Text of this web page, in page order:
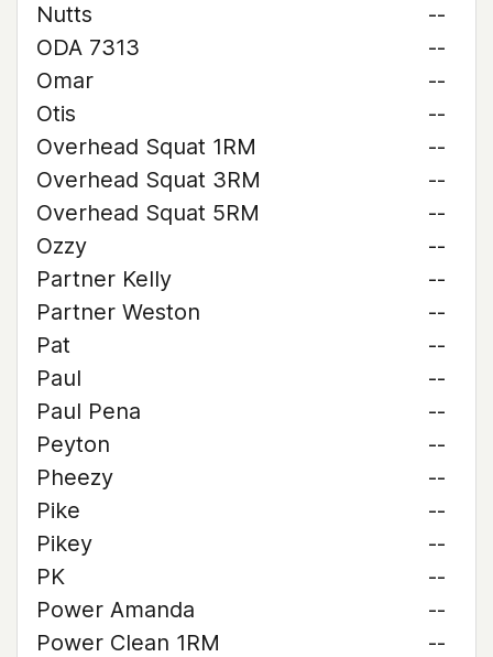
Nutts
--
ODA 7313
--
Omar
--
Otis
--
Overhead Squat 1RM
--
Overhead Squat 3RM
--
Overhead Squat 5RM
--
Ozzy
--
Partner Kelly
--
Partner Weston
--
Pat
--
Paul
--
Paul Pena
--
Peyton
--
Pheezy
--
Pike
--
Pikey
--
PK
--
Power Amanda
--
Power Clean 1RM
--